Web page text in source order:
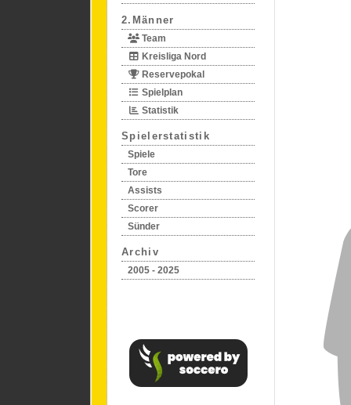
2.Männer
Team
Kreisliga Nord
Reservepokal
Spielplan
Statistik
Spielerstatistik
Spiele
Tore
Assists
Scorer
Sünder
Archiv
2005 - 2025